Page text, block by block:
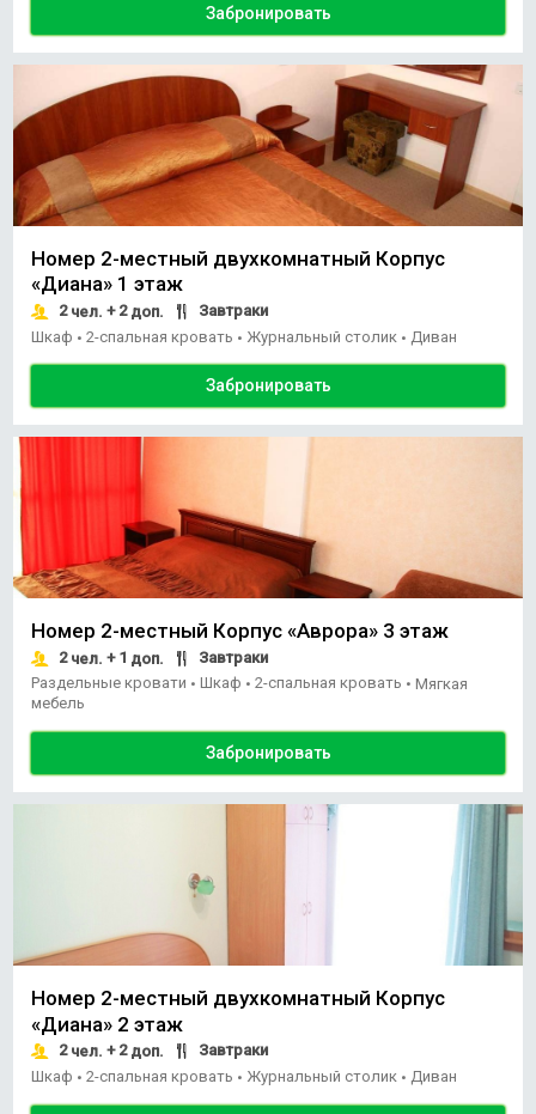
Забронировать
Номер 2-местный двухкомнатный Корпус
«Диана» 1 этаж
2чел. + 2доп.
Завтраки
Шкаф • 2-спальная кровать • Журнальный столик • Диван
Забронировать
Номер 2-местный Корпус «Аврора» 3 этаж
2чел. + 1 доп.
Завтраки
Раздельные кровати • Шкаф • 2-спальная кровать • Мягкая
мебель
Забронировать
Номер 2-местный двухкомнатный Корпус
«Диана» 2 этаж
2чел. + 2доп.
Завтраки
Шкаф • 2-спальная кровать • Журнальный столик • Диван